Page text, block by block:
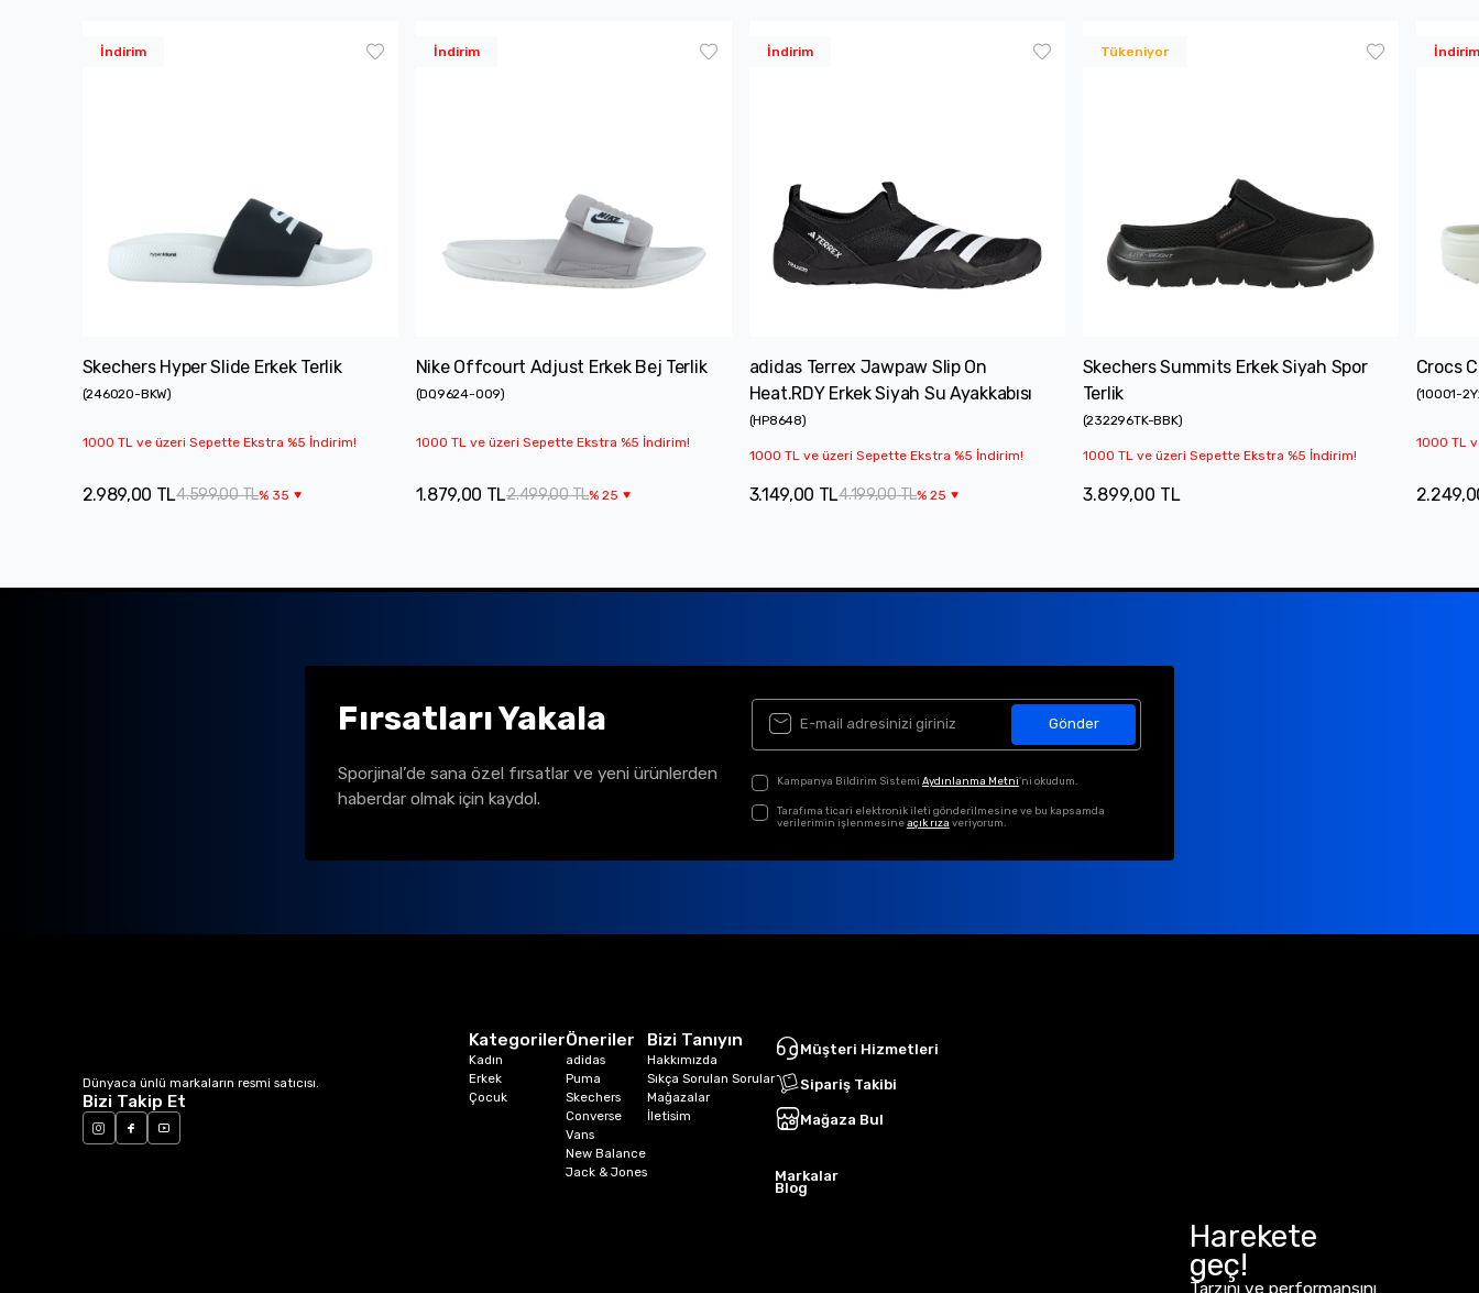
İndirim
Skechers Hyper Slide Erkek Terlik
(246020-BKW)
1000 TL ve üzeri Sepette Ekstra %5 İndirim!
4.599,00 TL% 35
2.989,00 TL
İndirim
Nike Offcourt Adjust Erkek Bej Terlik
(DQ9624-009)
1000 TL ve üzeri Sepette Ekstra %5 İndirim!
2.499,00 TL%25
1.879,00 TL
İndirim
adidas Terrex Jawpaw Slip On
Heat.RDY Erkek Siyah Su Ayakkabısı
(HP8648)
1000 TL ve üzeri Sepette Ekstra %5 İndirim!
4.199,00 TL%25
3.149,00 TL
Tükeniyor
Skechers Summits Erkek Siyah Spor
Terlik
(232296TK-BBK)
1000 TL ve üzeri Sepette Ekstra %5 İndirim!
3.899,00 TL
İndirim
Crocs
(10001-
1000 TL
Fırsatları Yakala
Sporjinal’de sana özel fırsatlar ve yeni ürünlerden
haberdar olmak için kaydol.
Gönder
Kampanya Bildirim Sistemi Aydınlanma Metni'ni okudum.
Tarafıma ticari elektronik ileti gönderilmesine ve bu kapsamda
verilerimin işlenmesineaçık rıza veriyorum.
Dünyaca ünlü markaların resmi satıcısı.
Bizi Takip Et
Kategoriler
Kadın
Erkek
Çocuk
Öneriler
adidas
Puma
Skechers
Converse
Vans
New Balance
Jack & Jones
Bizi Tanıyın
Hakkımızda
Sıkça Sorulan Sorular
Mağazalar
İletisim
Müşteri Hizmetleri
Sipariş Takibi
Mağaza Bul
Markalar
Blog
Harekete
geç!
Tarzını ve performansını